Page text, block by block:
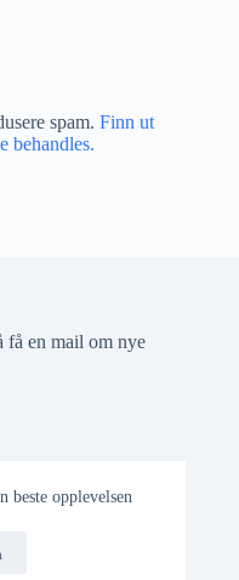
beste opplevelsen
spam. Finn ut
behandles.
få en mail om nye